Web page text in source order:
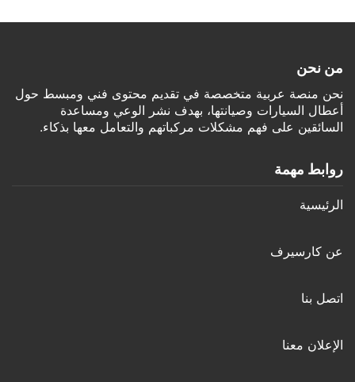
من نحن
نحن منصة عربية متخصصة في تقديم محتوى فني ومبسط حول
أعطال السيارات وصيانتها، بهدف نشر الوعي ومساعدة
السائقين على فهم مشكلات مركباتهم والتعامل معها بذكاء.
روابط مهمة
الرئيسية
عن كارسيرف
اتصل بنا
الإعلان معنا